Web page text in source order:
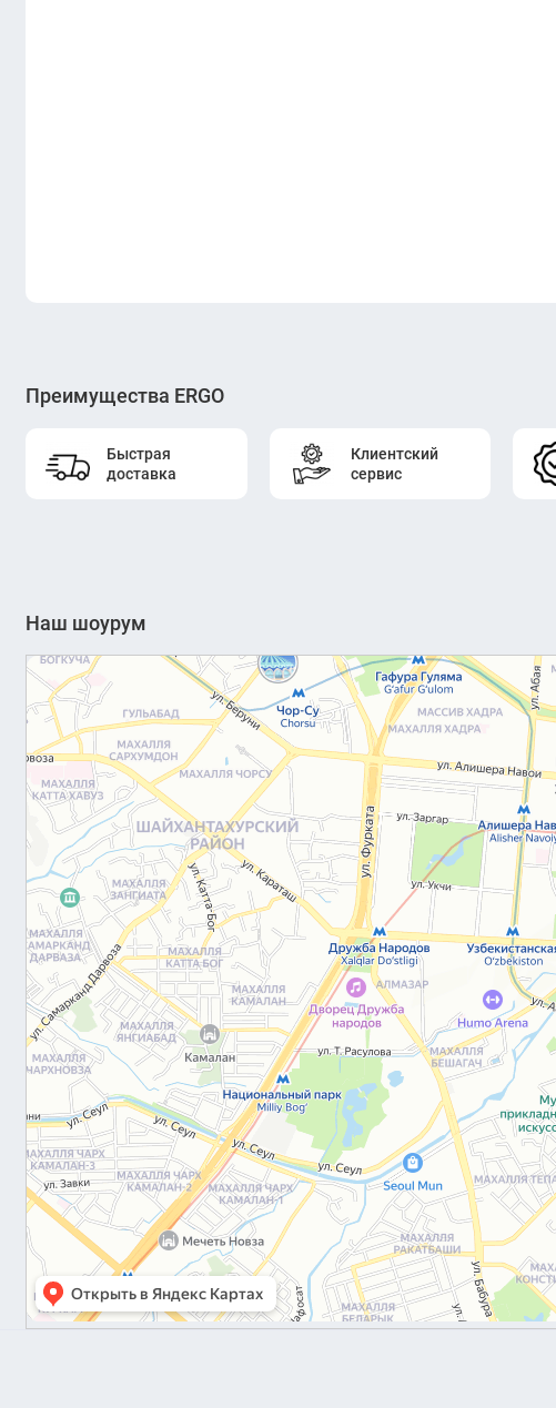
Преимущества ERGO
Быстрая
доставка
Клиентский
сервис
Наш шоурум